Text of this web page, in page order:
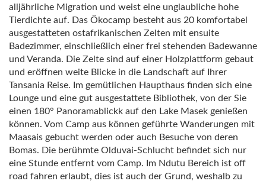
alljährliche Migration und weist eine unglaubliche hohe
Tierdichte auf. Das Ökocamp besteht aus 20 komfortabel
ausgestatteten ostafrikanischen Zelten mit ensuite
Badezimmer, einschließlich einer frei stehenden Badewanne
und Veranda. Die Zelte sind auf einer Holzplattform gebaut
und eröffnen weite Blicke in die Landschaft auf Ihrer
Tansania Reise. Im gemütlichen Haupthaus finden sich eine
Lounge und eine gut ausgestattete Bibliothek, von der Sie
einen 180° Panoramablickk auf den Lake Masek genießen
können. Vom Camp aus können geführte Wanderungen mit
Maasais gebucht werden oder auch Besuche von deren
Bomas. Die berühmte Olduvai-Schlucht befindet sich nur
eine Stunde entfernt vom Camp. Im Ndutu Bereich ist off
road fahren erlaubt, dies ist auch der Grund, weshalb zu